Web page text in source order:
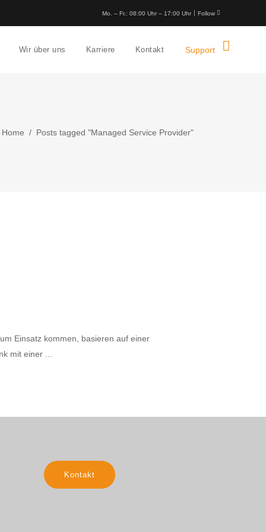
Mo. – Fr.: 08:00 Uhr – 17:00 Uhr Follow
Wir über uns Karriere Kontakt Support
Home / Posts tagged "Managed Service Provider"
Einsatz kommen, basieren auf einer
mit einer
Kontakt